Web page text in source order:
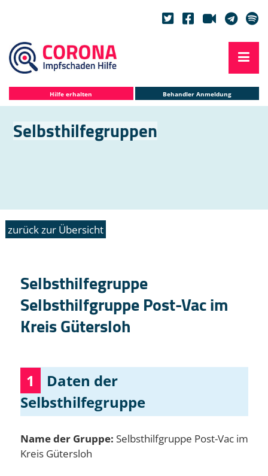
Hilfe erhalten Behandler Anmeldung
Selbsthilfegruppen
zurück zur Übersicht
Selbsthilfegruppe
Selbsthilfgruppe Post-Vac im
Kreis Gütersloh
1
Daten der
Selbsthilfegruppe
Name der Gruppe: Selbsthilfgruppe Post-Vac im
Kreis Gütersloh